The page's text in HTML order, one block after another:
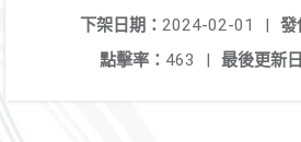
發
下架日期： 2024-02-01
|
最後更新
點擊率： 463 |